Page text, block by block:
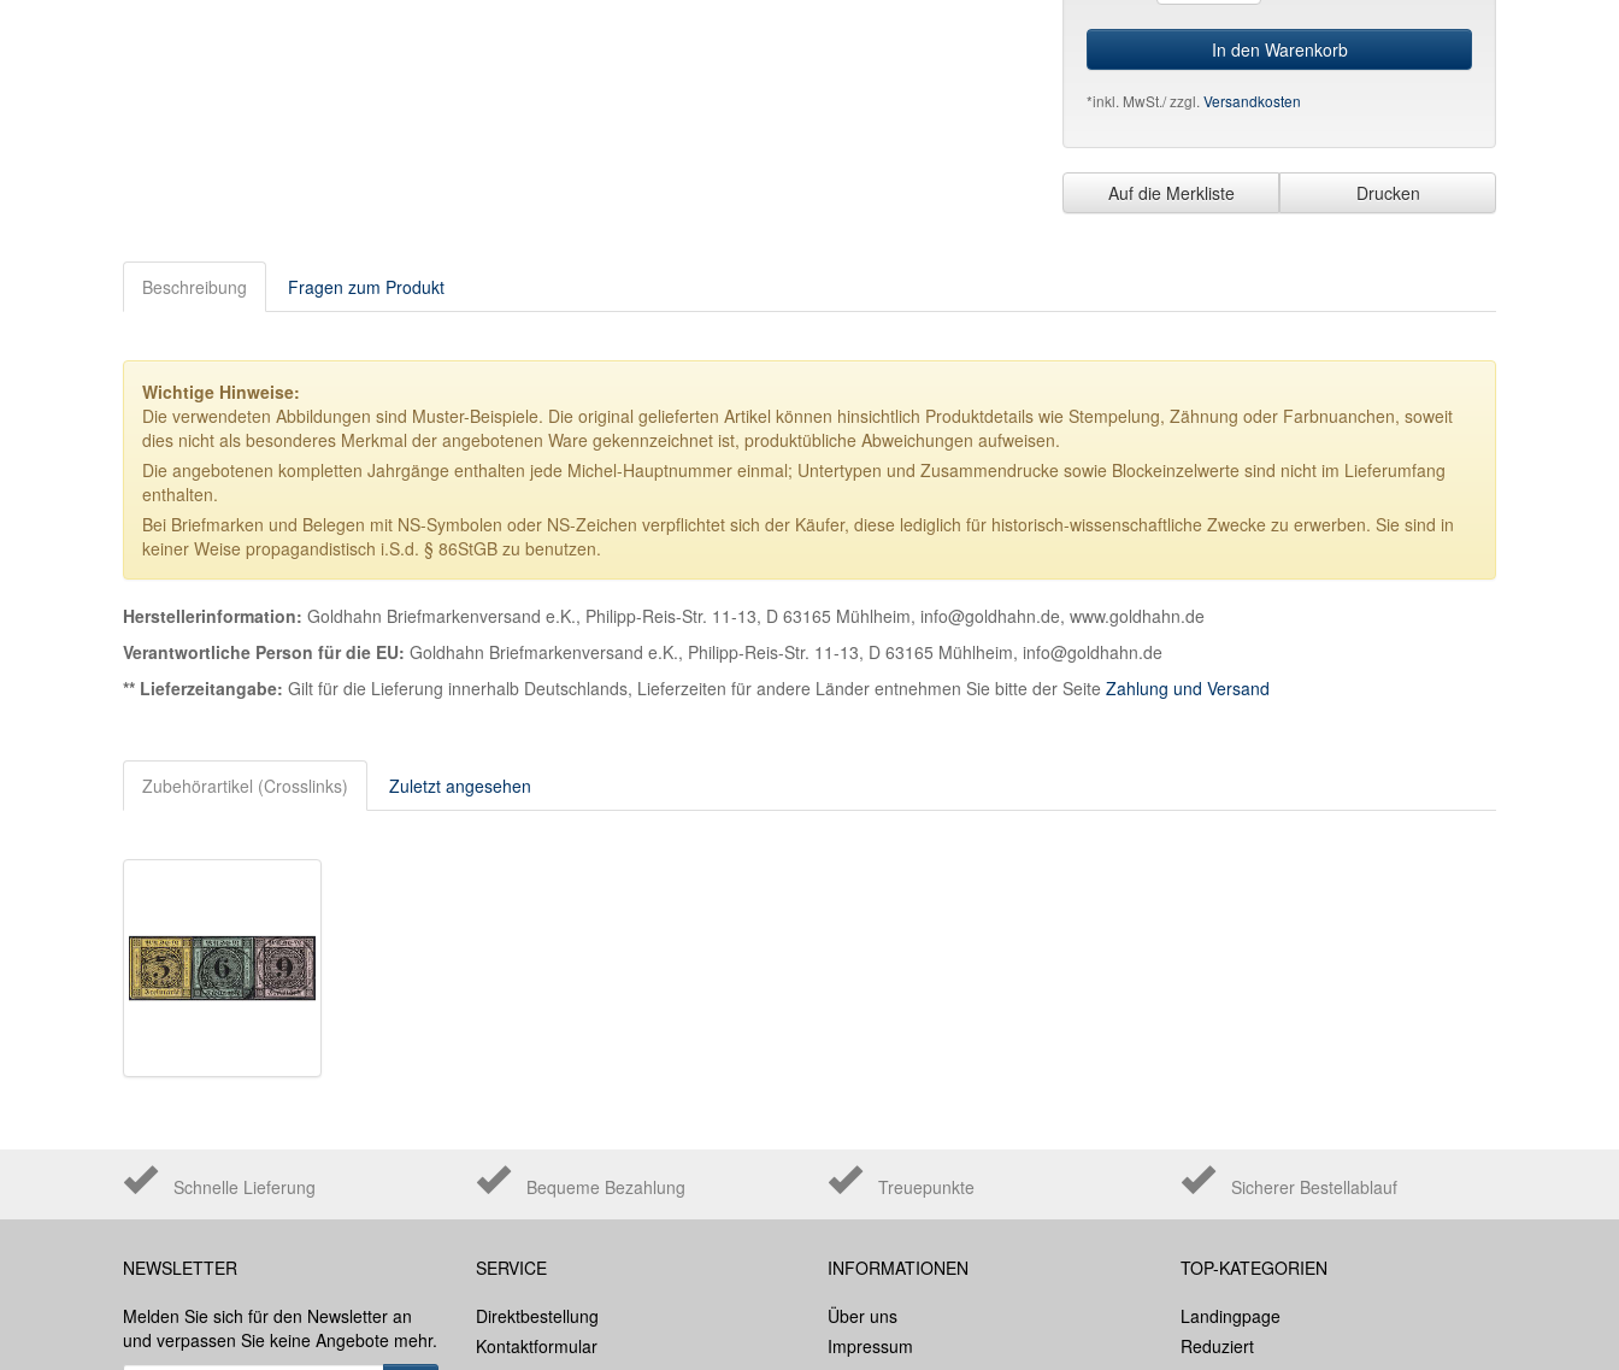
In den Warenkorb
*inkl. MwSt./ zzgl. Versandkosten
Auf die Merkliste Drucken
Beschreibung Fragen zum Produkt
Wichtige Hinweise:
Die verwendeten Abbildungen sind Muster-Beispiele. Die original gelieferten Artikel können hinsichtlich Produktdetails wie Stempelung, Zähnung oder Farbnuanchen, soweit
dies nicht als besonderes Merkmal der angebotenen Ware gekennzeichnet ist, produktübliche Abweichungen aufweisen.
Die angebotenen kompletten Jahrgänge enthalten jede Michel-Hauptnummer einmal; Untertypen und Zusammendrucke sowie Blockeinzelwerte sind nicht im Lieferumfang
enthalten.
Bei Briefmarken und Belegen mit NS-Symbolen oder NS-Zeichen verpflichtet sich der Käufer, diese lediglich für historisch-wissenschaftliche Zwecke zu erwerben. Sie sind in
keiner Weise propagandistisch i.S.d. § 86StGB zu benutzen.
Herstellerinformation: Goldhahn Briefmarkenversand e.K., Philipp-Reis-Str. 11-13, D 63165 Mühlheim, info@goldhahn.de, www.goldhahn.de
Verantwortliche Person für die EU: Goldhahn Briefmarkenversand e.K., Philipp-Reis-Str. 11-13, D 63165 Mühlheim, info@goldhahn.de
** Lieferzeitangabe: Gilt für die Lieferung innerhalb Deutschlands, Lieferzeiten für andere Länder entnehmen Sie bitte der Seite Zahlung und Versand
Zubehörartikel (Crosslinks) Zuletzt angesehen
Schnelle Lieferung Bequeme Bezahlung Treuepunkte Sicherer Bestellablauf
NEWSLETTER
Melden Sie sich für den Newsletter an
und verpassen Sie keine Angebote mehr.
SERVICE
Direktbestellung
Kontaktformular
INFORMATIONEN
Über uns
Impressum
TOP-KATEGORIEN
Landingpage
Reduziert